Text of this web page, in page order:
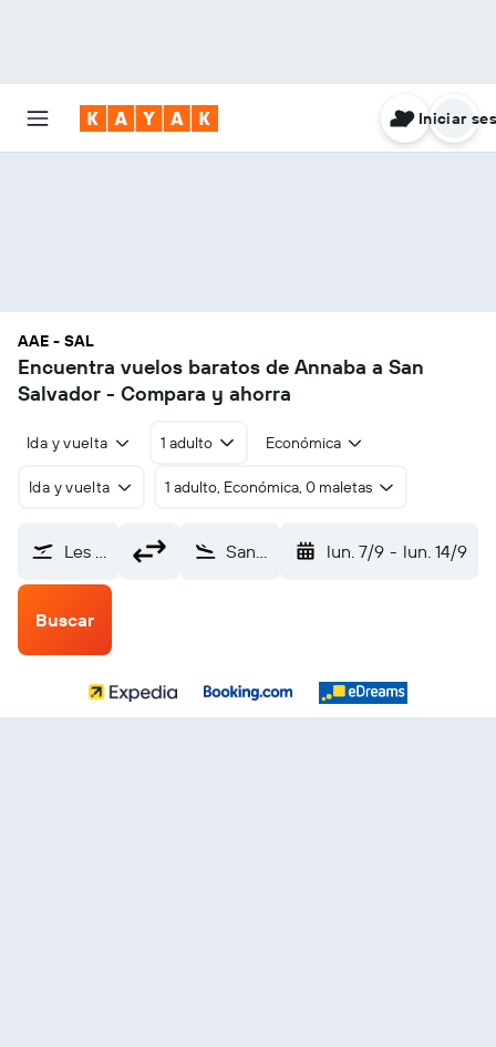
Iniciar
AAE - SAL
Encuentra vuelos baratos de Annaba a San
Salvador - Compara y ahorra
Ida y vuelta 1 adulto Económica
Ida y vuelta 1 adulto, Económica, 0 maletas
Les Salines (AAE) San Salvador Internacional de El Salvador (SAL) lun. 7/9 - lun. 14/9
Buscar